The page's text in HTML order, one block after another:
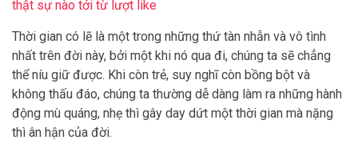
thật sự nào tới từ lượt like
Thời gian có lẽ là một trong những thứ tàn nhẫn và vô tình
nhất trên đời này, bởi một khi nó qua đi, chúng ta sẽ chẳng
thể níu giữ được. Khi còn trẻ, suy nghĩ còn bồng bột và
không thấu đáo, chúng ta thường dễ dàng làm ra những hành
động mù quáng, nhẹ thì gây day dứt một thời gian mà nặng
thì ân hận của đời.